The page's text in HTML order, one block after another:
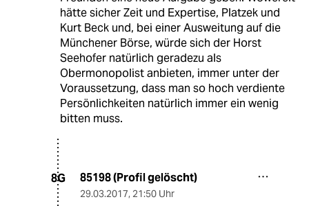
hätte sicher Zeit und Expertise, Platzek und
Kurt Beck und, bei einer Ausweitung auf die
Münchener Börse, würde sich der Horst
Seehofer natürlich geradezu als
Obermonopolist anbieten, immer unter der
Voraussetzung, dass man so hoch verdiente
Persönlichkeiten natürlich immer ein wenig
bitten muss.
8G 85198 (Profil gelöscht)
29.03.2017, 21:50 Uhr